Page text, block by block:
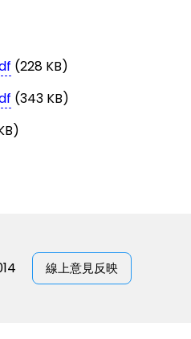
(228 KB)
(343 KB)
線上意見反映